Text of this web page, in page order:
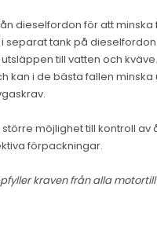
dieselfordon för att minska
separat tank på
till vatten och
kan i de bästa fallen
möjlighet till kontroll
förpackningar.
kraven från alla